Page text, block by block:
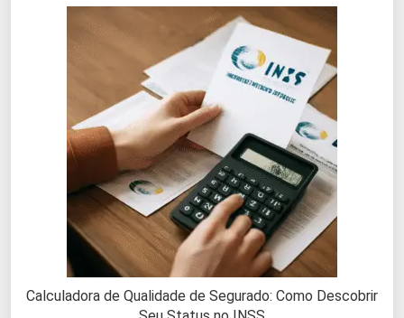
Calculadora de Qualidade de Segurado: Como Descobrir